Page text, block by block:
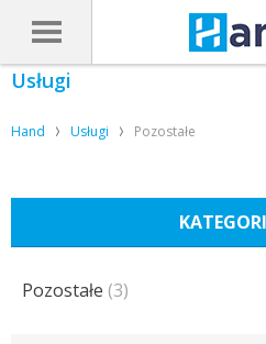
Usługi
Hand Usługi Pozostałe
Usługi
-
Pozostałe
Pozostałe (3)